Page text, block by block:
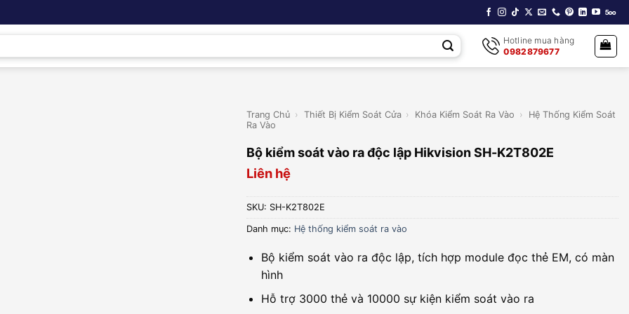
Hotline mua hàng
0982879677
Trang Chủ › Thiết Bị Kiểm Soát Cửa › Khóa Kiểm Soát Ra Vào ›
Hệ Thống Kiểm Soát
Ra Vào
Bộ kiểm soát vào ra độc lập Hikvision SH-K2T802E
Liên hệ
SKU: SH-K2T802E
Danh mục: Hệ thống kiểm soát ra vào
Bộ kiểm soát vào ra độc lập, tích hợp module đọc thẻ EM, có màn
hình
Hỗ trợ 3000 thẻ và 10000 sự kiện kiểm soát vào ra